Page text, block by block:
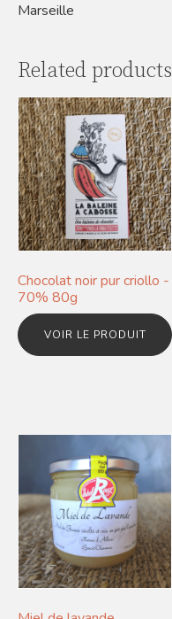
Marseille
Related products
Chocolat noir pur criollo -
70% 80g
VOIR LE PRODUIT